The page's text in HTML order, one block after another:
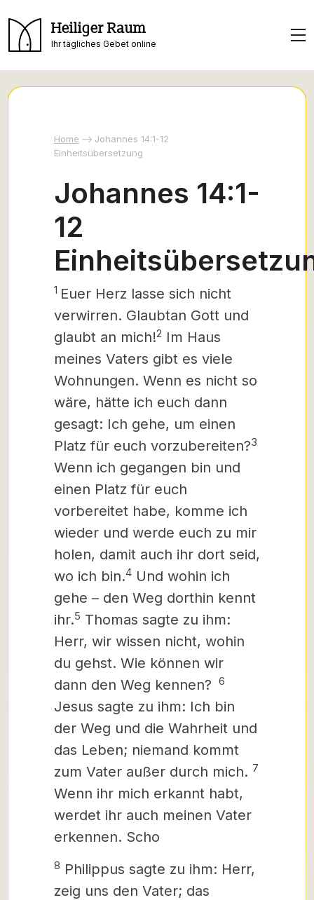
Heiliger Raum
Ihr tägliches Gebet online
Home
Johannes 14:1-12
Einheitsübersetzung
Johannes 14:1-
12
1 Euer Herz lasse sich nicht
verwirren. Glaubtan Gott und
glaubt an mich!2 Im Haus
meines Vaters gibt es viele
Wohnungen. Wenn es nicht so
wäre, hätte ich euch dann
gesagt: Ich gehe, um einen
Platz für euch vorzubereiten?3
Wenn ich gegangen bin und
einen Platz für euch
vorbereitet habe, komme ich
wieder und werde euch zu mir
holen, damit auch ihr dort seid,
wo ich bin.4 Und wohin ich
gehe – den Weg dorthin kennt
ihr.5 Thomas sagte zu ihm:
Herr, wir wissen nicht, wohin
du gehst. Wie können wir
dann den Weg kennen? 6
Jesus sagte zu ihm: Ich bin
der Weg und die Wahrheit und
das Leben; niemand kommt
zum Vater außer durch mich. 7
Wenn ihr mich erkannt habt,
werdet ihr auch meinen Vater
erkennen. Scho
8 Philippus sagte zu ihm: Herr,
zeig uns den Vater; das